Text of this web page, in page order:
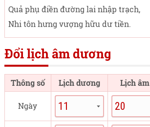
Quả phụ điền đường lai nhập trạch,
Nhi tôn hưng vượng hữu dư tiền.
Đổi lịch âm dương
Thông số Lịch dương Lịch âm
Ngày